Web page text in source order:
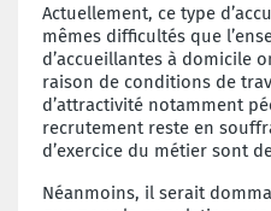
Actuellement, ce type
mêmes difficultés que
d’accueillantes à domicile
raison de conditions de
d’attractivité notamment
recrutement reste en
d’exercice du métier sont
Néanmoins, il serait